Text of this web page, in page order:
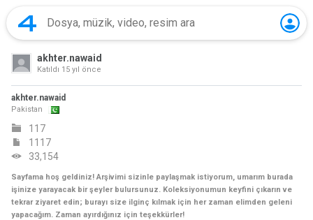
akhter.nawaid
Katıldı 15 yıl önce
akhter.nawaid
Pakistan
117
1117
33,154
Sayfama hoş geldiniz! Arşivimi sizinle paylaşmak istiyorum, umarım burada
işinize yarayacak bir şeyler bulursunuz. Koleksiyonumun keyfini çıkarın ve
tekrar ziyaret edin; burayı size ilginç kılmak için her zaman elimden geleni
yapacağım. Zaman ayırdığınız için teşekkürler!